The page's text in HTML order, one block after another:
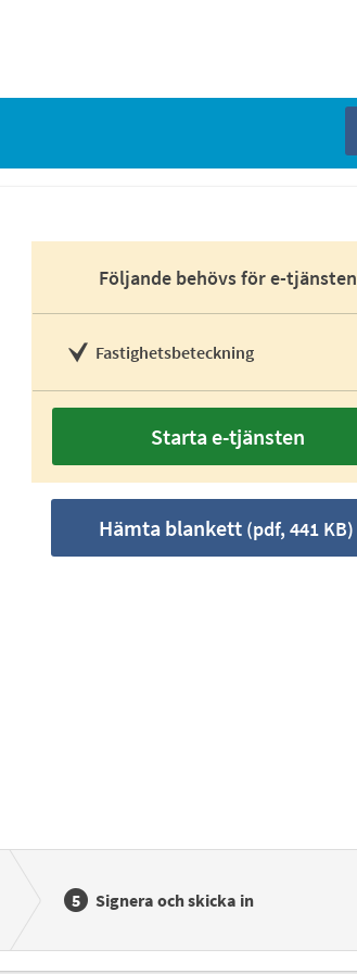
Följande behövs för e-tjänsten
Fastighetsbeteckning
Starta e-tjänsten
Hämta blankett (pdf, 441 KB)
Signera och skicka in